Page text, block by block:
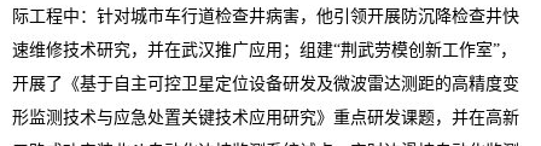
际工程中：针对城市车行道检查井病害，他引领开展防沉降检查井快
速维修技术研究，并在武汉推广应用；组建“荆武劳模创新工作室”，
开展了《基于自主可控卫星定位设备研发及微波雷达测距的高精度变
形监测技术与应急处置关键技术应用研究》重点研发课题，并在高新